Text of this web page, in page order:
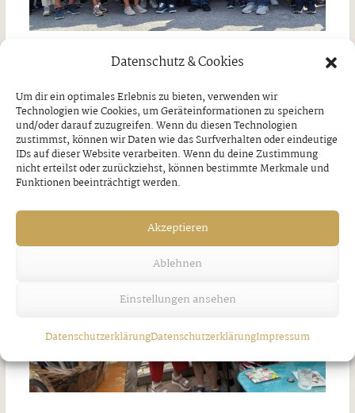
Datenschutz & Cookies
Um dir ein optimales Erlebnis zu bieten, verwenden wir
Technologien wie Cookies, um Geräteinformationen zu speichern
und/oder darauf zuzugreifen. Wenn du diesen Technologien
zustimmst, können wir Daten wie das Surfverhalten oder eindeutige
IDs auf dieser Website verarbeiten. Wenn du deine Zustimmung
nicht erteilst oder zurückziehst, können bestimmte Merkmale und
Funktionen beeinträchtigt werden.
Akzeptieren
Ablehnen
Einstellungen ansehen
DatenschutzerklärungDatenschutzerklärungImpressum
Tagesausflug nach Wasserburg am Inn
￼
Donnerstag, 30. Juli 2026